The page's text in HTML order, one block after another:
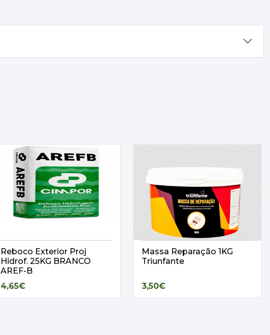
Reboco Exterior Proj
Hidrof. 25KG BRANCO
AREF-B
4,65€
Massa Reparação 1KG
Triunfante
3,50€